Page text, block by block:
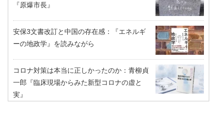
『原爆市長』
安保3文書改訂と中国の存在感：『エネルギ
ーの地政学』を読みながら
コロナ対策は本当に正しかったのか：青柳貞
一郎『臨床現場からみた新型コロナの虚と
実』